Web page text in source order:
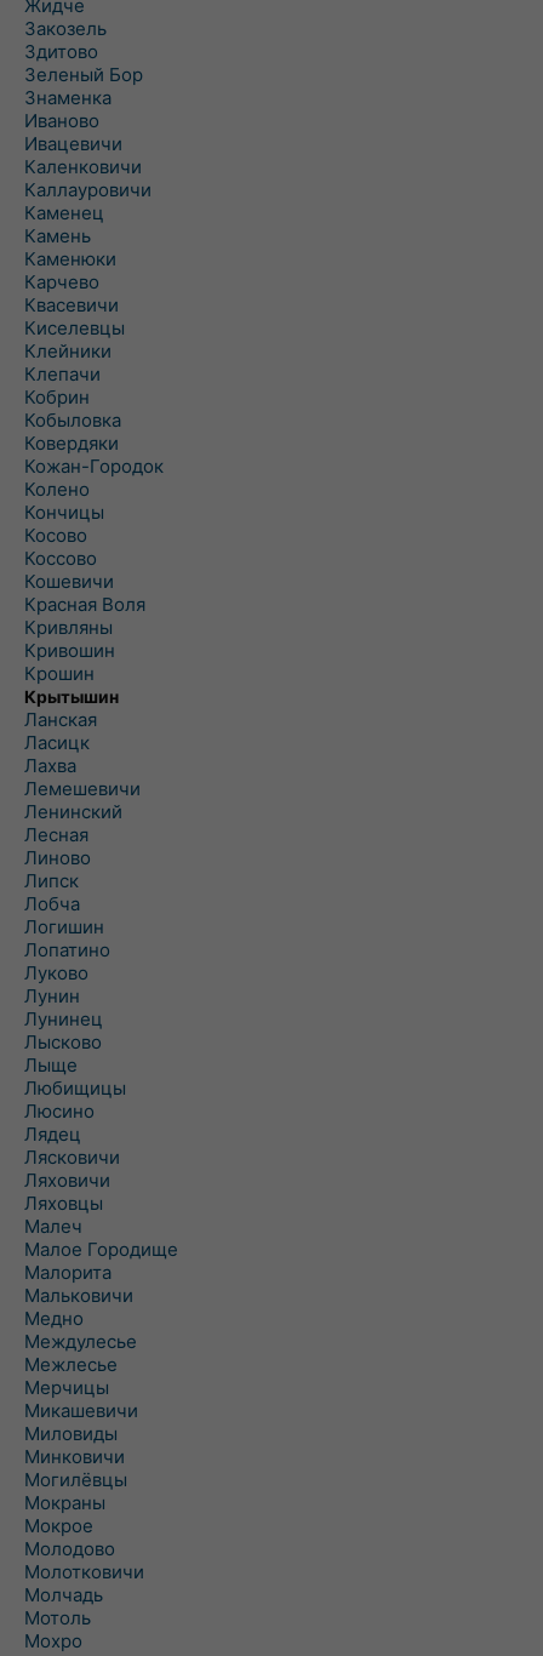
Жидче
Закозель
Здитово
Зеленый Бор
Знаменка
Иваново
Ивацевичи
Каленковичи
Каллауровичи
Каменец
Камень
Каменюки
Карчево
Квасевичи
Киселевцы
Клейники
Клепачи
Кобрин
Кобыловка
Ковердяки
Кожан-Городок
Колено
Кончицы
Косово
Коссово
Кошевичи
Красная Воля
Кривляны
Кривошин
Крошин
Крытышин
Ланская
Ласицк
Лахва
Лемешевичи
Ленинский
Лесная
Линово
Липск
Лобча
Логишин
Лопатино
Луково
Лунин
Лунинец
Лысково
Лыще
Любищицы
Люсино
Лядец
Лясковичи
Ляховичи
Ляховцы
Малеч
Малое Городище
Малорита
Мальковичи
Медно
Междулесье
Межлесье
Мерчицы
Микашевичи
Миловиды
Минковичи
Могилёвцы
Мокраны
Мокрое
Молодово
Молотковичи
Молчадь
Мотоль
Мохро